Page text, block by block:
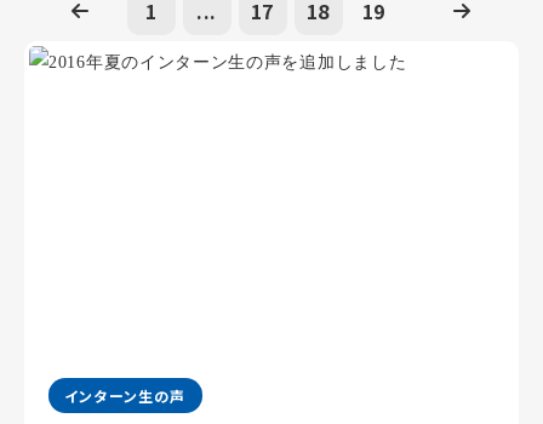
1 ... 17 18 19
インターン生の声